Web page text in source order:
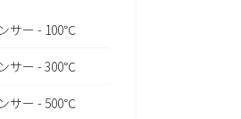
サー - 100℃
サー - 300℃
サー - 500℃